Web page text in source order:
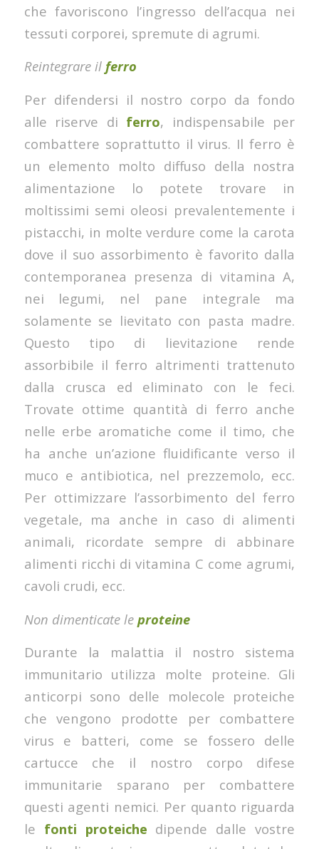
che favoriscono l’ingresso dell’acqua nei
tessuti corporei, spremute di agrumi.
Reintegrare il ferro
Per difendersi il nostro corpo da fondo
alle riserve di ferro, indispensabile per
combattere soprattutto il virus. Il ferro è
un elemento molto diffuso della nostra
alimentazione lo potete trovare in
moltissimi semi oleosi prevalentemente i
pistacchi, in molte verdure come la carota
dove il suo assorbimento è favorito dalla
contemporanea presenza di vitamina A,
nei legumi, nel pane integrale ma
solamente se lievitato con pasta madre.
Questo tipo di lievitazione rende
assorbibile il ferro altrimenti trattenuto
dalla crusca ed eliminato con le feci.
Trovate ottime quantità di ferro anche
nelle erbe aromatiche come il timo, che
ha anche un’azione fluidificante verso il
muco e antibiotica, nel prezzemolo, ecc.
Per ottimizzare l’assorbimento del ferro
vegetale, ma anche in caso di alimenti
animali, ricordate sempre di abbinare
alimenti ricchi di vitamina C come agrumi,
cavoli crudi, ecc.
Non dimenticate le proteine
Durante la malattia il nostro sistema
immunitario utilizza molte proteine. Gli
anticorpi sono delle molecole proteiche
che vengono prodotte per combattere
virus e batteri, come se fossero delle
cartucce che il nostro corpo difese
immunitarie sparano per combattere
questi agenti nemici. Per quanto riguarda
le fonti proteiche dipende dalle vostre